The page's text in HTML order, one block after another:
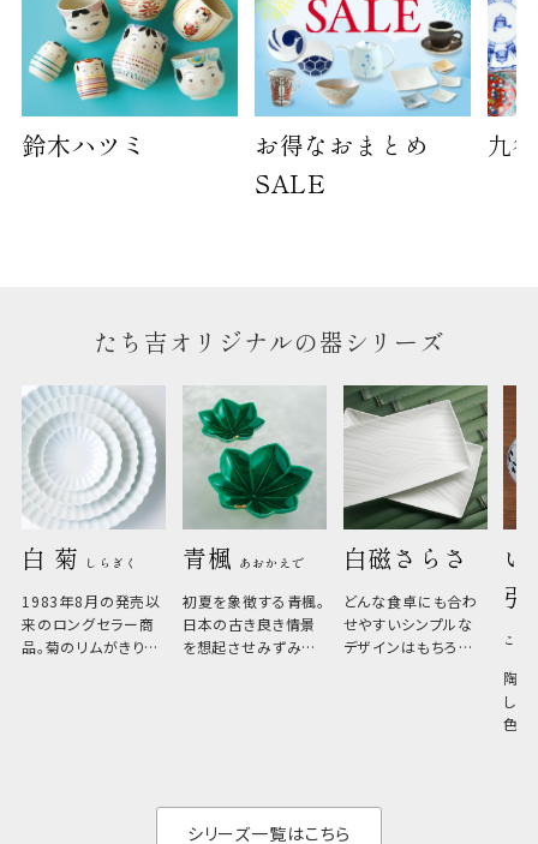
袋のサイズは当店で最適なものをご用意いたしま
す。
ご提供枚数の上限はご注文商品数となります。
天掛け包装、ギフト袋対応の商品にはおつけでき
ません。
※犬猫時計には、手提袋をお付けできません
鈴木ハツミ
お得なおまとめ
SALE
九
たち吉オリジナルの器シリーズ
白 菊 しらぎく
1983年8月の発売以
来のロングセラー商
品。菊のリムがきりっ
青楓 あおかえで
初夏を象徴する青楓。
日本の古き良き情景
を想起させみずみず
白磁さらさ
どんな食卓にも合わ
せやすいシンプルな
デザインはもちろん、
い
こひ
陶器
しい
色の
シリーズ一覧はこちら